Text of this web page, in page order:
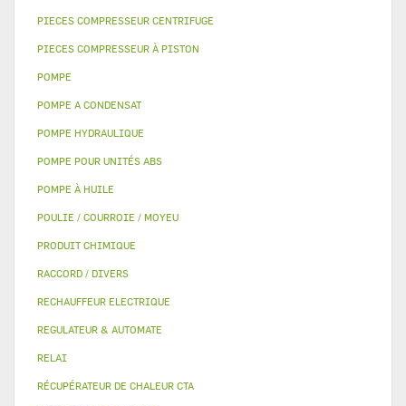
PIECES COMPRESSEUR CENTRIFUGE
PIECES COMPRESSEUR À PISTON
POMPE
POMPE A CONDENSAT
POMPE HYDRAULIQUE
POMPE POUR UNITÉS ABS
POMPE À HUILE
POULIE / COURROIE / MOYEU
PRODUIT CHIMIQUE
RACCORD / DIVERS
RECHAUFFEUR ELECTRIQUE
REGULATEUR & AUTOMATE
RELAI
RÉCUPÉRATEUR DE CHALEUR CTA